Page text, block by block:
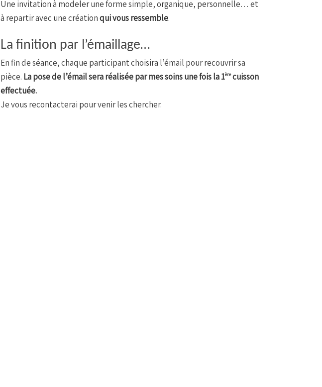
Une invitation à modeler une forme simple, organique, personnelle… et
à repartir avec une créationqui vous ressemble.
La finition par l’émaillage…
En fin de séance, chaque participant choisira l’émail pour recouvrir sa
pièce. La pose de l’émail sera réalisée par mes soins une fois la 1èrecuisson
effectuée.
Je vous recontacterai pour venir les chercher.